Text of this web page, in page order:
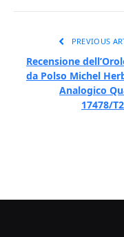
PREVIOUS
Recensione
da Polso Michel
Analogico
17478/